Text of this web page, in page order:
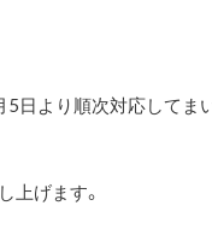
より順次対応してま
上げます。